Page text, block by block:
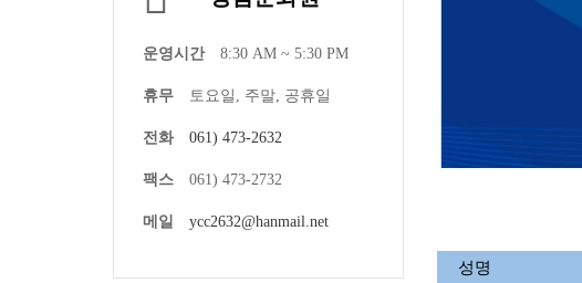
운영시간 8:30 AM ~ 5:30 PM
휴무 토요일, 주말, 공휴일
전화 061) 473-2632
팩스 061) 473-2732
메일 ycc2632@hanmail.net
성명